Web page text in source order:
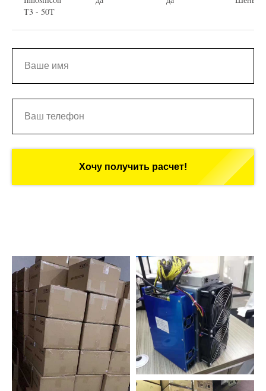
T3 - 50T
Хочу получить расчет!